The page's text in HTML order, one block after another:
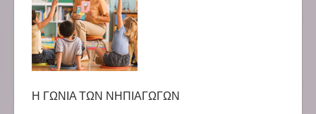
Η ΓΩΝΙΑ ΤΩΝ ΝΗΠΙΑΓΩΓΩΝ